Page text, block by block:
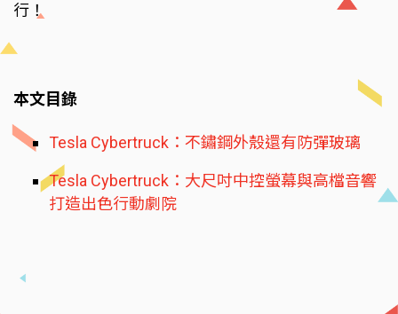
行！
本文目錄
Tesla Cybertruck：不鏽鋼外殼還有防彈玻璃
Tesla Cybertruck：大尺吋中控螢幕與高檔音響
打造出色行動劇院